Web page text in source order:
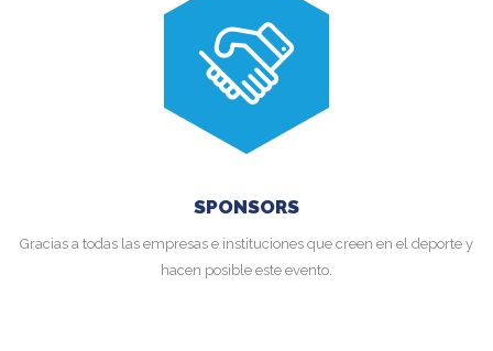
SPONSORS
Gracias a todas las empresas e instituciones que creen en el deporte y
hacen posible este evento.